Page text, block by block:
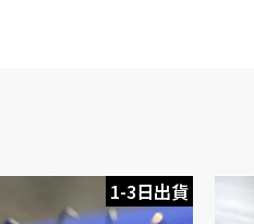
1-3日出貨